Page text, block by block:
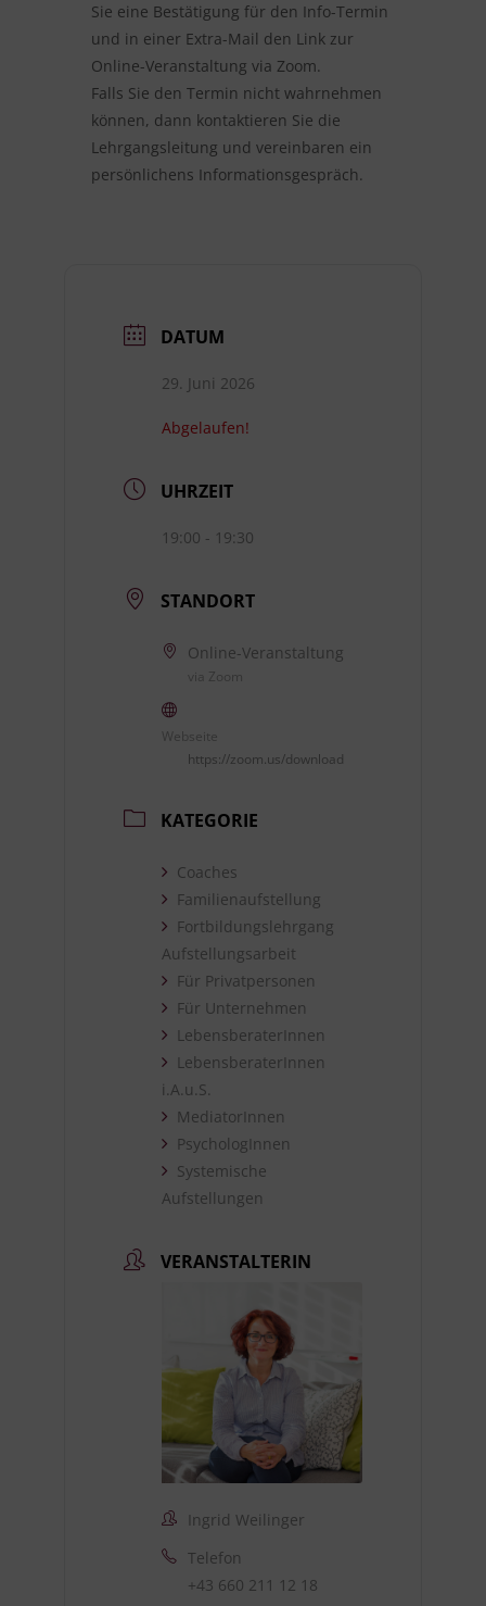
Sie eine Bestätigung für den Info-Termin
und in einer Extra-Mail den Link zur
Online-Veranstaltung via Zoom.
Falls Sie den Termin nicht wahrnehmen
können, dann kontaktieren Sie die
Lehrgangsleitung und vereinbaren ein
persönlichens Informationsgespräch.
DATUM
29. Juni 2026
Abgelaufen!
UHRZEIT
19:00 - 19:30
STANDORT
Online-Veranstaltung
via Zoom
Webseite
https://zoom.us/download
KATEGORIE
Coaches
Familienaufstellung
Fortbildungslehrgang
Aufstellungsarbeit
Für Privatpersonen
Für Unternehmen
LebensberaterInnen
LebensberaterInnen
i.A.u.S.
MediatorInnen
PsychologInnen
Systemische
Aufstellungen
VERANSTALTERIN
Ingrid Weilinger
Telefon
+43 660 211 12 18